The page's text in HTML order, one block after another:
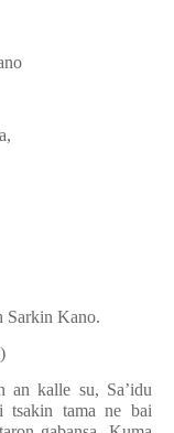
Sarkin Kano.
an kalle su, Sa’idu
tsakin tama ne bai